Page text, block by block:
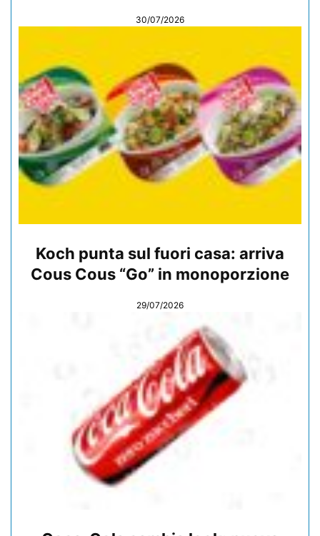
30/07/2026
Koch punta sul fuori casa: arriva
Cous Cous “Go” in monoporzione
29/07/2026